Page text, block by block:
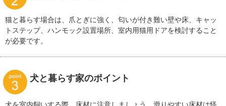
猫と暮らす場合は、爪とぎに強く、匂いが付き難い壁や床、キャッ
トステップ、ハンモック設置場所、室内用猫用ドアを検討すること
が必要です。
犬と暮らす家のポイント